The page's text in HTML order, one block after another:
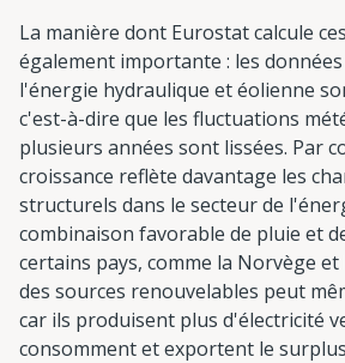
La manière dont Eurostat calcule
également importante : les
l'énergie hydraulique et éolienne
c'est-à-dire que les fluctuations
plusieurs années sont lissées. Par
croissance reflète davantage les
structurels dans le secteur de
combinaison favorable de pluie et
certains pays, comme la Norvège
des sources renouvelables peut
car ils produisent plus d'électricité
consomment et exportent le